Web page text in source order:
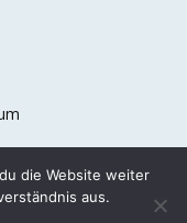
die Website weiter
aus.